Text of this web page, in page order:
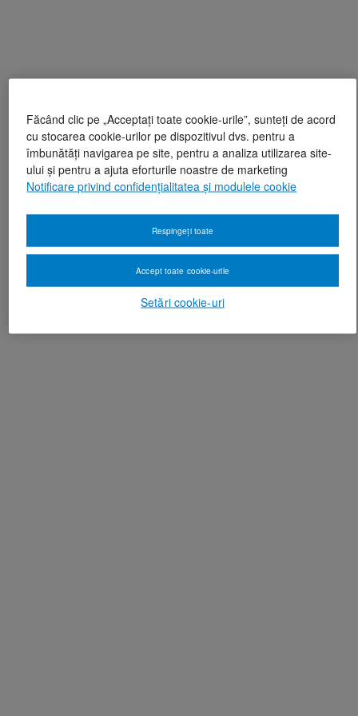
Făcând clic pe „Acceptați toate cookie-urile”, sunteți de acord
cu stocarea cookie-urilor pe dispozitivul dvs. pentru a
îmbunătăți navigarea pe site, pentru a analiza utilizarea site-
ului și pentru a ajuta eforturile noastre de marketing
Notificare privind confidențialitatea și modulele cookie
Setări cookie-uri
Respingeți toate
Accept toate cookie-urile